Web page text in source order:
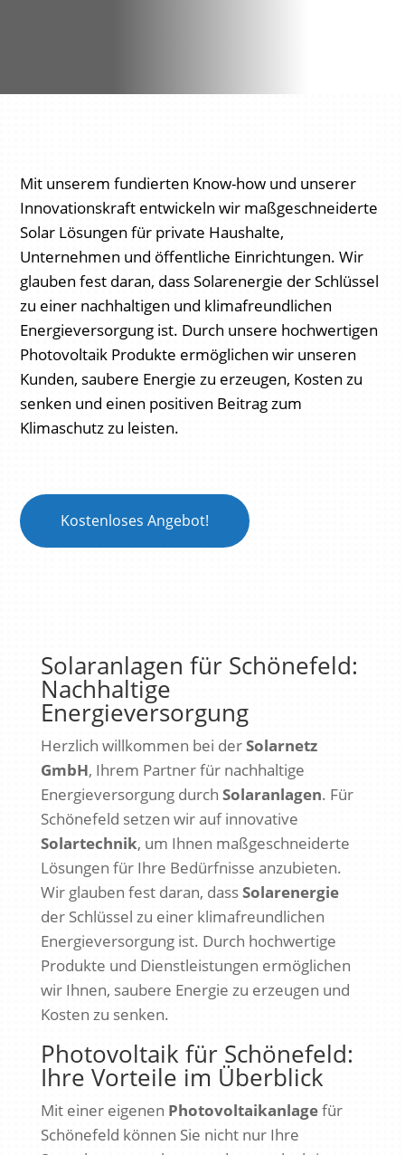
Mit unserem fundierten Know-how und unserer
Innovationskraft entwickeln wir maßgeschneiderte
Solar Lösungen für private Haushalte,
Unternehmen und öffentliche Einrichtungen. Wir
glauben fest daran, dass Solarenergie der Schlüssel
zu einer nachhaltigen und klimafreundlichen
Energieversorgung ist. Durch unsere hochwertigen
Photovoltaik Produkte ermöglichen wir unseren
Kunden, saubere Energie zu erzeugen, Kosten zu
senken und einen positiven Beitrag zum
Klimaschutz zu leisten.
Kostenloses Angebot!
Solaranlagen für Schönefeld:
Nachhaltige
Energieversorgung
Herzlich willkommen bei derSolarnetz
GmbH, Ihrem Partner für nachhaltige
Energieversorgung durch Solaranlagen. Für
Schönefeld setzen wir auf innovative
Solartechnik, um Ihnen maßgeschneiderte
Lösungen für Ihre Bedürfnisse anzubieten.
Wir glauben fest daran, dassSolarenergie
der Schlüssel zu einer klimafreundlichen
Energieversorgung ist. Durch hochwertige
Produkte und Dienstleistungen ermöglichen
wir Ihnen, saubere Energie zu erzeugen und
Kosten zu senken.
Photovoltaik für Schönefeld:
Ihre Vorteile im Überblick
Mit einer eigenen Photovoltaikanlagefür
Schönefeld können Sie nicht nur Ihre